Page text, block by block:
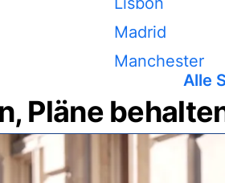
Madrid
Manchester
Alle
Pläne